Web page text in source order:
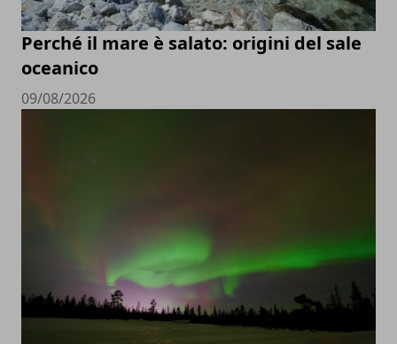
Perché il mare è salato: origini del sale
oceanico
09/08/2026